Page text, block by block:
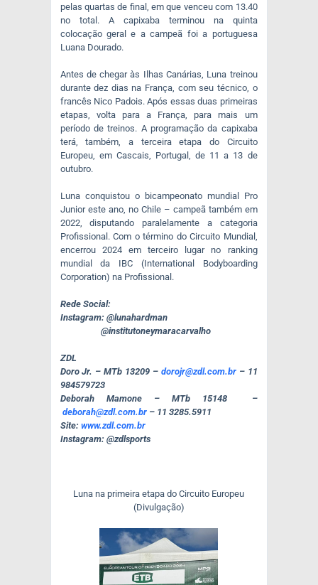
pelas quartas de final, em que venceu com 13.40
no total. A capixaba terminou na quinta
colocação geral e a campeã foi a portuguesa
Luana Dourado.
Antes de chegar às Ilhas Canárias, Luna treinou
durante dez dias na França, com seu técnico, o
francês Nico Padois. Após essas duas primeiras
etapas, volta para a França, para mais um
período de treinos. A programação da capixaba
terá, também, a terceira etapa do Circuito
Europeu, em Cascais, Portugal, de 11 a 13 de
outubro.
Luna conquistou o bicampeonato mundial Pro
Junior este ano, no Chile – campeã também em
2022, disputando paralelamente a categoria
Profissional. Com o término do Circuito Mundial,
encerrou 2024 em terceiro lugar no ranking
mundial da IBC (International Bodyboarding
Corporation) na Profissional.
Rede Social:
Instagram: @lunahardman
@institutoneymaracarvalho
ZDL
Doro Jr. – MTb 13209 – dorojr@zdl.com.br – 11
984579723
Deborah Mamone – MTb 15148 –
deborah@zdl.com.br – 11 3285.5911
Site: www.zdl.com.br
Instagram: @zdlsports
Luna na primeira etapa do Circuito Europeu
(Divulgação)